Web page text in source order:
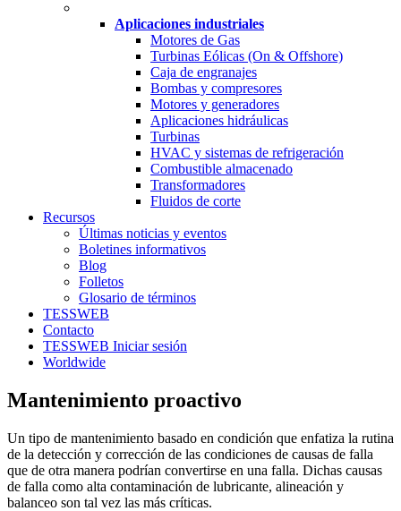
Aplicaciones industriales
Motores de Gas
Turbinas Eólicas (On & Offshore)
Caja de engranajes
Bombas y compresores
Motores y generadores
Aplicaciones hidráulicas
Turbinas
HVAC y sistemas de refrigeración
Combustible almacenado
Transformadores
Fluidos de corte
Recursos
Últimas noticias y eventos
Boletines informativos
Blog
Folletos
Glosario de términos
TESSWEB
Contacto
TESSWEB Iniciar sesión
Worldwide
Mantenimiento proactivo
Un tipo de mantenimiento basado en condición que enfatiza la rutina
de la detección y corrección de las condiciones de causas de falla
que de otra manera podrían convertirse en una falla. Dichas causas
de falla como alta contaminación de lubricante, alineación y
balanceo son tal vez las más críticas.